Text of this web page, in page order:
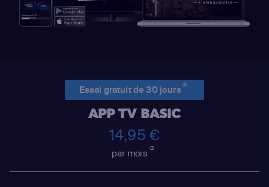
Essai gratuit de 30 jours(1)
APP TV BASIC
14,95 €
par mois(2)